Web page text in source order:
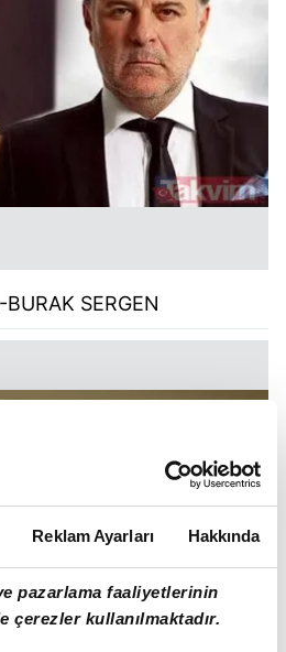
Reklam Ayarları Hakkında
pazarlama faaliyetlerinin
çerezler kullanılmaktadır.
SERGEN